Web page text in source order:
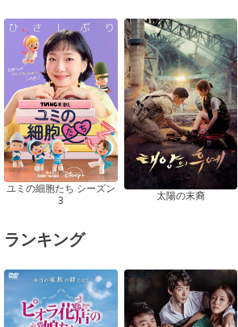
ユミの細胞たち シーズン
3
太陽の末裔
ランキング